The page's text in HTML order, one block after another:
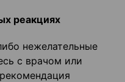
реакциях
нежелательные
с врачом или